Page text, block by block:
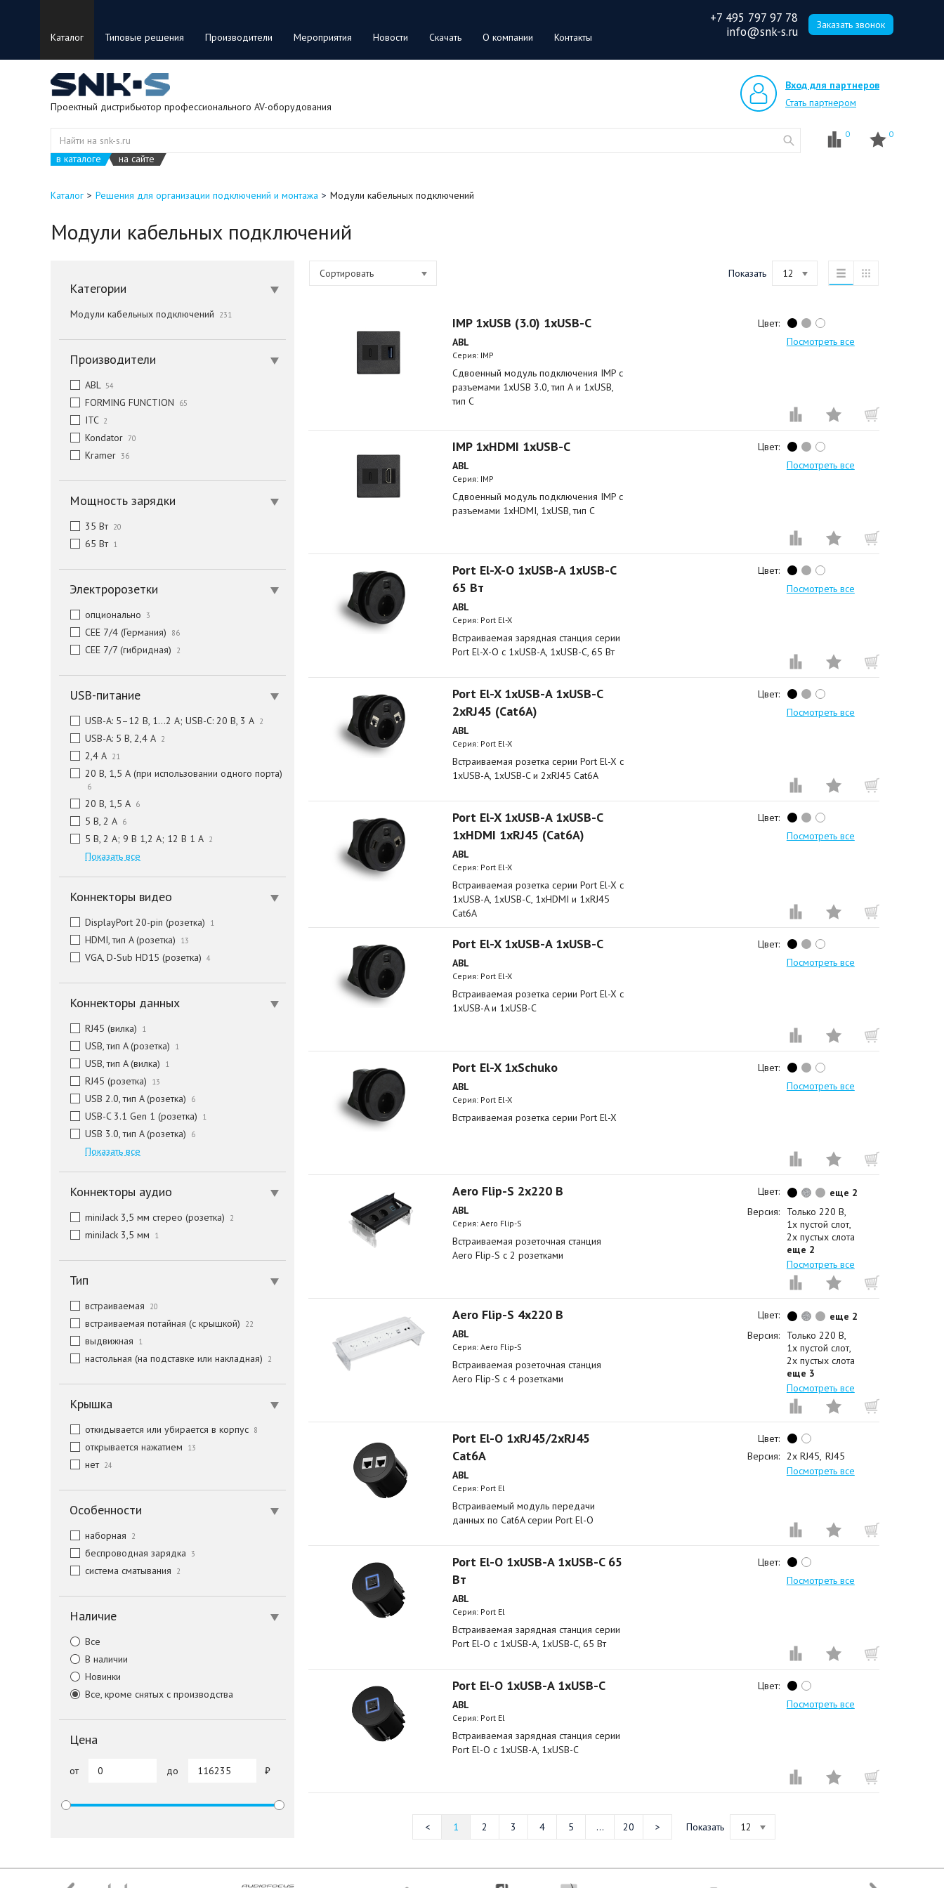
Каталог Типовые решения Производители Мероприятия Новости Скачать О компании Контакты
+7 495 797 97 78
info@snk-s.ru
Заказать звонок
Проектный дистрибьютор профессионального AV-оборудования
Вход для партнеров
Стать партнером
в каталоге на сайте
0 0
Каталог Решения для организации подключений и монтажа Модули кабельных подключений
Модули кабельных подключений
Категории
Модули кабельных подключений 231
Производители
ABL 54
FORMING FUNCTION 65
ITC 2
Kondator 70
Kramer 36
Мощность зарядки
35 Вт 20
65 Вт 1
Электророзетки
опционально 3
CEE 7/4 (Германия) 86
CEE 7/7 (гибридная) 2
USB-питание
USB-A: 5–12 В, 1…2 А; USB-C: 20 В, 3 А 2
USB-A: 5 В, 2,4 А 2
2,4 А 21
20 В, 1,5 А (при использовании одного порта)
6
20 В, 1,5 А 6
5 В, 2 А 6
5 В, 2 А; 9 В 1,2 А; 12 В 1 А 2
Показать все
Коннекторы видео
DisplayPort 20-pin (розетка) 1
HDMI, тип A (розетка) 13
VGA, D-Sub HD15 (розетка) 4
Коннекторы данных
RJ45 (вилка) 1
USB, тип A (розетка) 1
USB, тип A (вилка) 1
RJ45 (розетка) 13
USB 2.0, тип A (розетка) 6
USB-C 3.1 Gen 1 (розетка) 1
USB 3.0, тип A (розетка) 6
Показать все
Коннекторы аудио
miniJack 3,5 мм стерео (розетка) 2
miniJack 3,5 мм 1
Тип
встраиваемая 20
встраиваемая потайная (с крышкой) 22
выдвижная 1
настольная (на подставке или накладная) 2
Крышка
откидывается или убирается в корпус 8
открывается нажатием 13
нет 24
Особенности
наборная 2
беспроводная зарядка 3
система сматывания 2
Наличие
Все
В наличии
Новинки
Все, кроме снятых с производства
Цена
от до
Сортировать Показать 12
IMP 1xUSB (3.0) 1xUSB-C
ABL
Серия: IMP
Сдвоенный модуль подключения IMP с
разъемами 1xUSB 3.0, тип А и 1xUSB,
тип C
Цвет:
Посмотреть все
IMP 1xHDMI 1xUSB-C
ABL
Серия: IMP
Сдвоенный модуль подключения IMP с
разъемами 1xHDMI, 1xUSB, тип C
Цвет:
Посмотреть все
Port El-X-O 1xUSB-A 1xUSB-C
65 Вт
ABL
Серия: Port El-X
Встраиваемая зарядная станция серии
Port El-X-O с 1xUSB-A, 1xUSB-C, 65 Вт
Цвет:
Посмотреть все
Port El-X 1xUSB-A 1xUSB-C
2xRJ45 (Cat6A)
ABL
Серия: Port El-X
Встраиваемая розетка серии Port El-X с
1xUSB-A, 1xUSB-C и 2xRJ45 Cat6A
Цвет:
Посмотреть все
Port El-X 1xUSB-A 1xUSB-C
1xHDMI 1xRJ45 (Cat6A)
ABL
Серия: Port El-X
Встраиваемая розетка серии Port El-X с
1xUSB-A, 1xUSB-C, 1xHDMI и 1xRJ45
Cat6A
Цвет:
Посмотреть все
Port El-X 1xUSB-A 1xUSB-C
ABL
Серия: Port El-X
Встраиваемая розетка серии Port El-X с
1xUSB-A и 1xUSB-C
Цвет:
Посмотреть все
Port El-X 1xSchuko
ABL
Серия: Port El-X
Встраиваемая розетка серии Port El-X
Цвет:
Посмотреть все
Aero Flip-S 2x220 B
ABL
Серия: Aero Flip-S
Встраиваемая розеточная станция
Aero Flip-S с 2 розетками
Цвет:
еще 2
Версия:
Только 220 В
1x пустой слот
2x пустых слота
еще 2
Посмотреть все
Aero Flip-S 4x220 B
ABL
Серия: Aero Flip-S
Встраиваемая розеточная станция
Aero Flip-S с 4 розетками
Цвет:
еще 2
Версия:
Только 220 В
1x пустой слот
2x пустых слота
еще 3
Посмотреть все
Port El-O 1xRJ45/2xRJ45
Cat6A
ABL
Серия: Port El
Встраиваемый модуль передачи
данных по Cat6A серии Port El-O
Цвет:
Версия: 2x RJ45 RJ45
Посмотреть все
Port El-O 1xUSB-A 1xUSB-C 65
Вт
ABL
Серия: Port El
Встраиваемая зарядная станция серии
Port El-O с 1xUSB-A, 1xUSB-C, 65 Вт
Цвет:
Посмотреть все
Port El-O 1xUSB-A 1xUSB-C
ABL
Серия: Port El
Встраиваемая зарядная станция серии
Port El-O с 1xUSB-A, 1xUSB-C
Цвет:
Посмотреть все
1 2 3 4 5 ... 20 Показать 12